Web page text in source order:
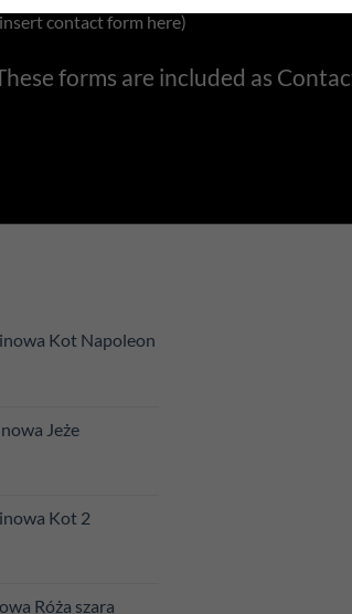
contact form here)
forms are included as
Kot Napoleon
Jeże
Kot 2
Róża szara